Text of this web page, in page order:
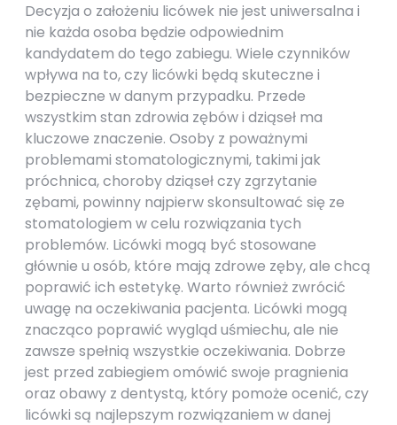
Decyzja o założeniu licówek nie jest uniwersalna i
nie każda osoba będzie odpowiednim
kandydatem do tego zabiegu. Wiele czynników
wpływa na to, czy licówki będą skuteczne i
bezpieczne w danym przypadku. Przede
wszystkim stan zdrowia zębów i dziąseł ma
kluczowe znaczenie. Osoby z poważnymi
problemami stomatologicznymi, takimi jak
próchnica, choroby dziąseł czy zgrzytanie
zębami, powinny najpierw skonsultować się ze
stomatologiem w celu rozwiązania tych
problemów. Licówki mogą być stosowane
głównie u osób, które mają zdrowe zęby, ale chcą
poprawić ich estetykę. Warto również zwrócić
uwagę na oczekiwania pacjenta. Licówki mogą
znacząco poprawić wygląd uśmiechu, ale nie
zawsze spełnią wszystkie oczekiwania. Dobrze
jest przed zabiegiem omówić swoje pragnienia
oraz obawy z dentystą, który pomoże ocenić, czy
licówki są najlepszym rozwiązaniem w danej